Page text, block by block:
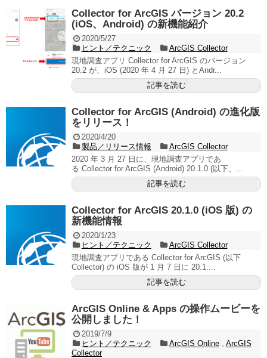
Collector for ArcGIS バージョン 20.2
(iOS、Android) の新機能紹介
2020/5/27
ヒント／テクニック
ArcGIS Collector
現地調査アプリ Collector for ArcGIS のバージョン
20.2 が、iOS (2020 年 4 月 27 日) とAndr...
記事を読む
Collector for ArcGIS (Android) の進化版
をリリース！
2020/4/20
製品／リリース情報
ArcGIS Collector
2020 年 3 月 27 日に、現地調査アプリであ
る Collector for ArcGIS (Android) 20.1.0 (以下、...
記事を読む
Collector for ArcGIS 20.1.0 (iOS 版) の
新機能情報
2020/1/23
ヒント／テクニック
ArcGIS Collector
現地調査アプリである Collector for ArcGIS (以下
Collector) の iOS 版が 1 月 7 日に 20.1....
記事を読む
ArcGIS Online & Apps の操作ムービーを
公開しました！
2019/7/9
ヒント／テクニック
ArcGIS Online, ArcGIS
Collector